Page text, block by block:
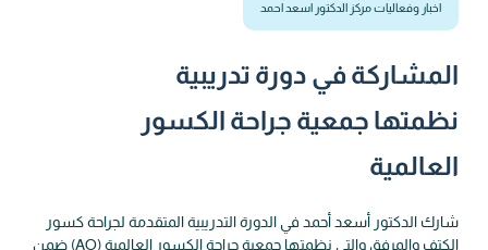
اخبار وفعاليات مركز الدكتور اسعد احمد
المشاركة في دورة تدريبية
نظمتها جمعية جراحة الكسور
العالمية
شارك الدكتور أسعد أحمد في الدورة التدريبية المتقدمة لجراحة كسور
الكتف والمرفق والتي نظمتها جمعية جراحة الكسور العالمية (AO) ضمن